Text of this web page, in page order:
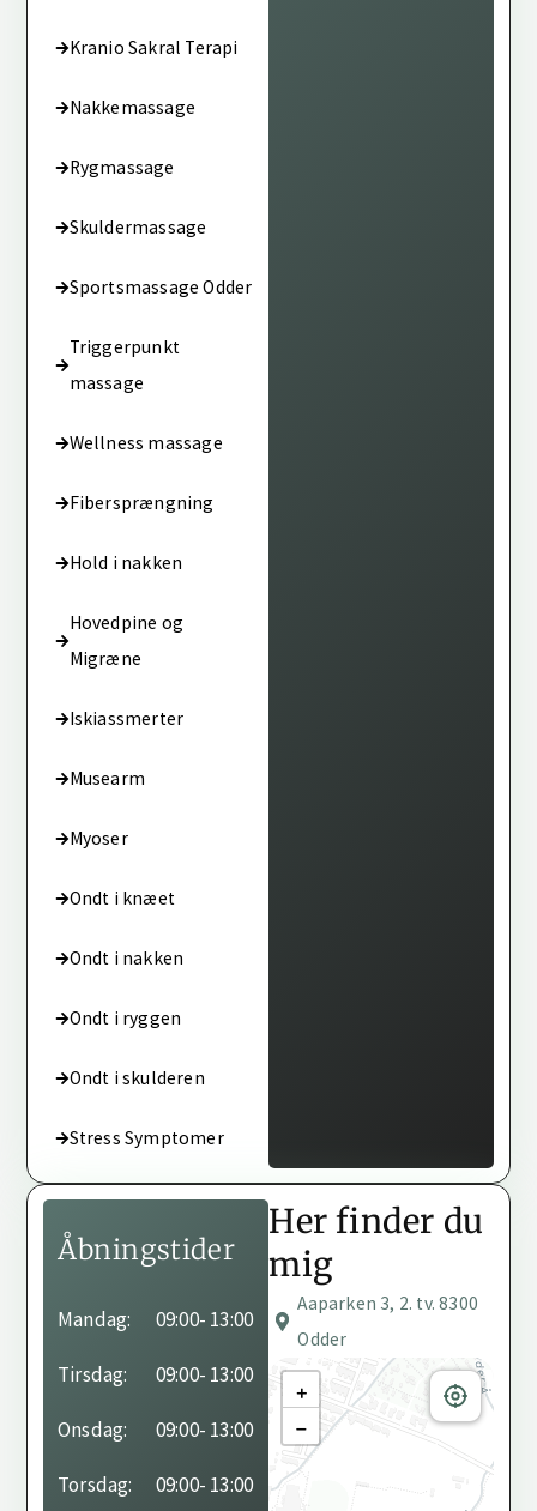
Kranio Sakral Terapi
Nakkemassage
Rygmassage
Skuldermassage
Sportsmassage Odder
Triggerpunkt
massage
Wellness massage
Fibersprængning
Hold i nakken
Hovedpine og
Migræne
Iskiassmerter
Musearm
Myoser
Ondt i knæet
Ondt i nakken
Ondt i ryggen
Ondt i skulderen
Stress Symptomer
Åbningstider
Mandag: 09:00- 13:00
Tirsdag: 09:00- 13:00
Onsdag: 09:00- 13:00
Torsdag: 09:00- 13:00
Behandleren har ikke
angivet sine
åbningstider endnu.
Her finder du
mig
Aaparken 3, 2. tv. 8300
Odder
+
−